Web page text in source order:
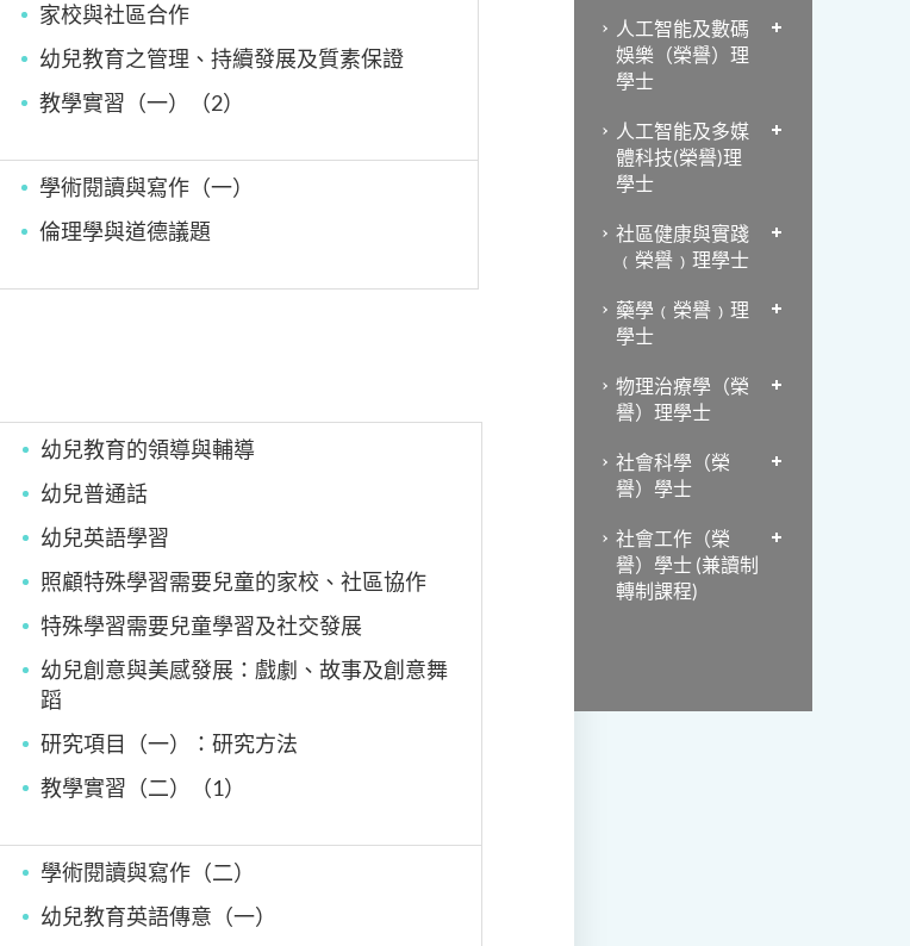
家校與社區合作
幼兒教育之管理、持續發展及質素保證
教學實習（一）（2）
學術閱讀與寫作（一）
倫理學與道德議題
幼兒教育的領導與輔導
幼兒普通話
幼兒英語學習
照顧特殊學習需要兒童的家校、社區協作
特殊學習需要兒童學習及社交發展
幼兒創意與美感發展：戲劇、故事及創意舞
蹈
研究項目（一）：研究方法
教學實習（二）（1）
學術閱讀與寫作（二）
幼兒教育英語傳意（一）
人工智能及數碼
娛樂（榮譽）理
學士
人工智能及多媒
體科技(榮譽)理
學士
社區健康與實踐
﹙榮譽﹚理學士
藥學﹙榮譽﹚理
學士
物理治療學（榮
譽）理學士
社會科學（榮
譽）學士
社會工作（榮
譽）學士 (兼讀制
轉制課程)